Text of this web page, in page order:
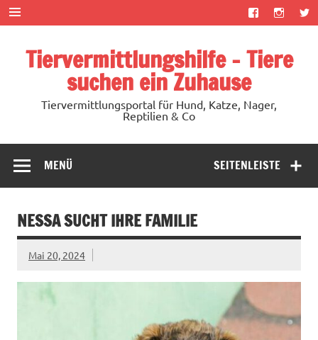
Zum
Inhalt
springen
Tiervermittlungshilfe – Tiere
suchen ein Zuhause
Tiervermittlungsportal für Hund, Katze, Nager,
Reptilien & Co
SEITENLEISTE
MENÜ
NESSA SUCHT IHRE FAMILIE
Mai 20, 2024